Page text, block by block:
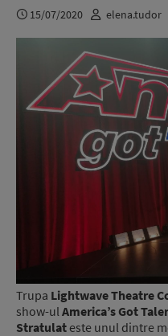
15/07/2020 elena.tudor
Trupa Lightwave Theatre
show-ulAmerica’s Got
Stratulat este unul dintre